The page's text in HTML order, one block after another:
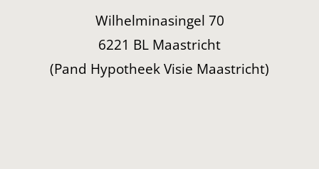
Wilhelminasingel 70
6221 BL Maastricht
(Pand Hypotheek Visie Maastricht)